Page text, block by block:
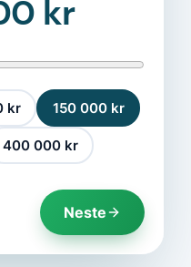
kr
kr 150 000 kr
400 000 kr
Neste